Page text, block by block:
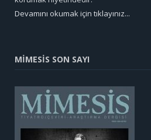
Devamını okumak için tıklayınız...
MİMESİS SON SAYI